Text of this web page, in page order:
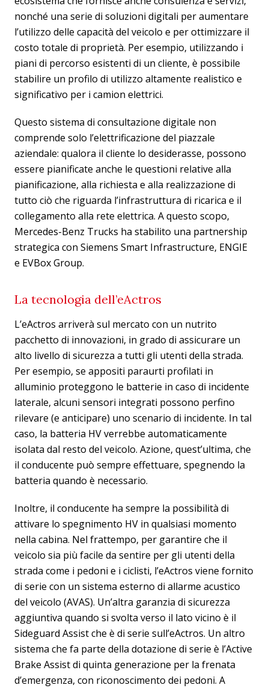
nonché una serie di soluzioni digitali per aumentare
l’utilizzo delle capacità del veicolo e per ottimizzare il
costo totale di proprietà. Per esempio, utilizzando i
piani di percorso esistenti di un cliente, è possibile
stabilire un profilo di utilizzo altamente realistico e
significativo per i camion elettrici.
Questo sistema di consultazione digitale non
comprende solo l’elettrificazione del piazzale
aziendale: qualora il cliente lo desiderasse, possono
essere pianificate anche le questioni relative alla
pianificazione, alla richiesta e alla realizzazione di
tutto ciò che riguarda l’infrastruttura di ricarica e il
collegamento alla rete elettrica. A questo scopo,
Mercedes-Benz Trucks ha stabilito una partnership
strategica con Siemens Smart Infrastructure, ENGIE
e EVBox Group.
La tecnologia dell’eActros
L’eActros arriverà sul mercato con un nutrito
pacchetto di innovazioni, in grado di assicurare un
alto livello di sicurezza a tutti gli utenti della strada.
Per esempio, se appositi paraurti profilati in
alluminio proteggono le batterie in caso di incidente
laterale, alcuni sensori integrati possono perfino
rilevare (e anticipare) uno scenario di incidente. In tal
caso, la batteria HV verrebbe automaticamente
isolata dal resto del veicolo. Azione, quest’ultima, che
il conducente può sempre effettuare, spegnendo la
batteria quando è necessario.
Inoltre, il conducente ha sempre la possibilità di
attivare lo spegnimento HV in qualsiasi momento
nella cabina. Nel frattempo, per garantire che il
veicolo sia più facile da sentire per gli utenti della
strada come i pedoni e i ciclisti, l’eActros viene fornito
di serie con un sistema esterno di allarme acustico
del veicolo (AVAS). Un’altra garanzia di sicurezza
aggiuntiva quando si svolta verso il lato vicino è il
Sideguard Assist che è di serie sull’eActros. Un altro
sistema che fa parte della dotazione di serie è l’Active
Brake Assist di quinta generazione per la frenata
d’emergenza, con riconoscimento dei pedoni. A